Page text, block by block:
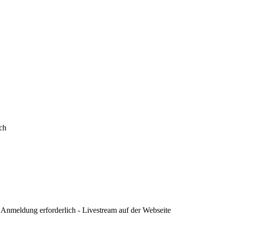
erforderlich - Livestream auf der Webseite